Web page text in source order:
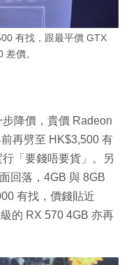
有找，跟最平價 GTX
價。
降價，貴價 Radeon
再劈至 HK$3,500 有
「要錢唔要貨」。另
回落，4GB 與 8GB
有找，價錢貼近
的 RX 570 4GB 亦再